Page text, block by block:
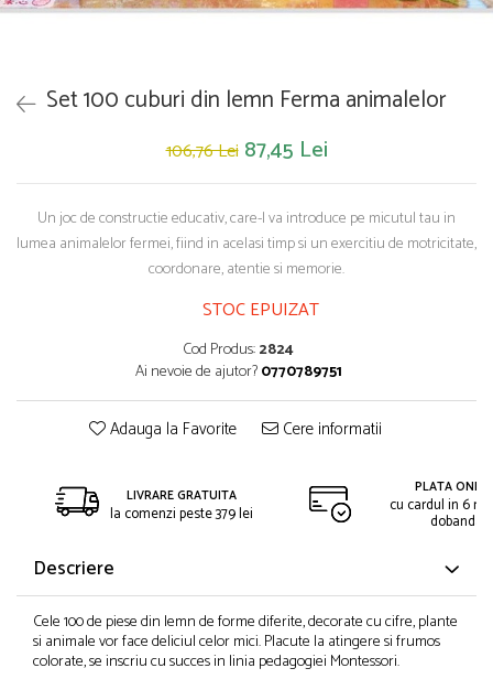
Set 100 cuburi din lemn Ferma animalelor
106,76 Lei 87,45 Lei
Un joc de constructie educativ, care-l va introduce pe micutul tau in
lumea animalelor fermei, fiind in acelasi timp si un exercitiu de motricitate,
coordonare, atentie si memorie.
STOC EPUIZAT
Cod Produs:2824
Ai nevoie de ajutor?0770789751
Adauga la Favorite Cere informatii
LIVRARE GRATUITA
la comenzi peste 379 lei
PLATA
cu cardul in 6
dobanda
Descriere
Cele 100 de piese din lemn de forme diferite, decorate cu cifre, plante
si animale vor face deliciul celor mici. Placute la atingere si frumos
colorate, se inscriu cu succes in linia pedagogiei Montessori.